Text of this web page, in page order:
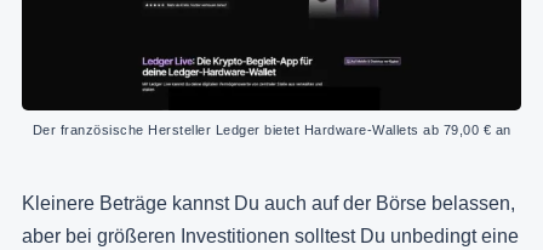
Der französische Hersteller Ledger bietet Hardware-Wallets ab 79,00 € an
Kleinere Beträge kannst Du auch auf der Börse belassen,
aber bei größeren Investitionen solltest Du unbedingt eine